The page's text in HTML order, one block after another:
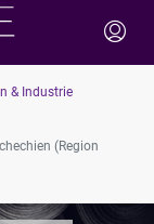
& Industrie
(Region